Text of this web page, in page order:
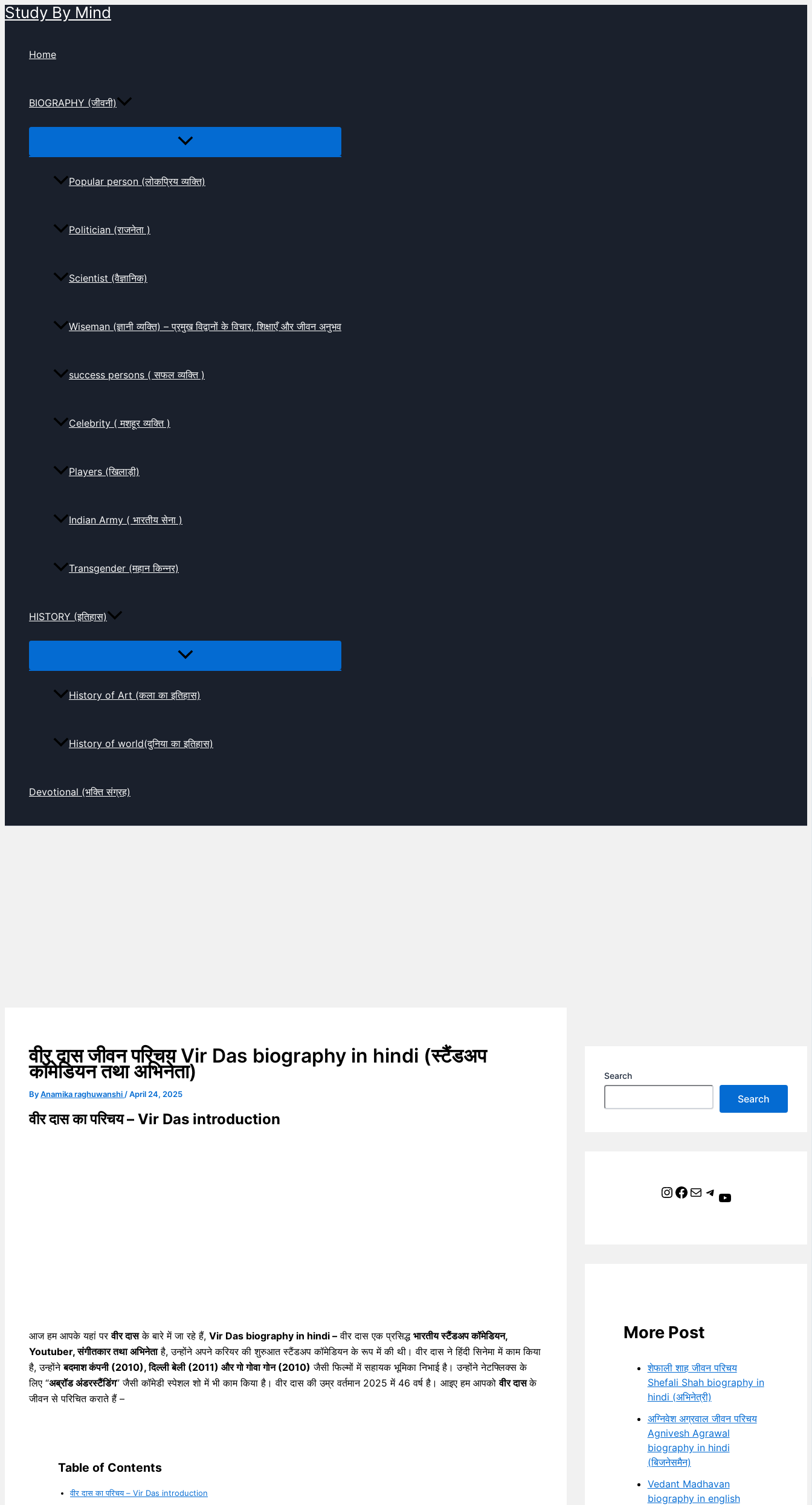
Skip
Study By Mind
Home
BIOGRAPHY (जीवनी)
Popular person (लोकप्रिय व्यक्ति)
Politician (राजनेता )
Scientist (वैज्ञानिक)
Wiseman (ज्ञानी व्यक्ति) – प्रमुख विद्वानों के विचार, शिक्षाएँ और जीवन अनुभव
success persons ( सफल व्यक्ति )
Celebrity ( मशहूर व्यक्ति )
Players (खिलाड़ी)
Indian Army ( भारतीय सेना )
Transgender (महान किन्नर)
HISTORY (इतिहास)
History of Art (कला का इतिहास)
History of world(दुनिया का इतिहास)
Devotional (भक्ति संग्रह)
वीर दास जीवन परिचय Vir Das biography in hindi (स्टैंडअप
कॉमेडियन तथा अभिनेता)
ByAnamika raghuwanshi /April 24, 2025
वीर दास का परिचय – Vir Das introduction
आज हम आपके यहां परवीर दासके बारे में जा रहे हैं, Vir Das biography in hindi – वीर दास एक प्रसिद्ध भारतीय स्टैंडअप कॉमेडियन,
Youtuber, संगीतकार तथा अभिनेताहै, उन्होंने अपने करियर की शुरुआत स्टैंडअप कॉमेडियन के रूप में की थी। वीर दास ने हिंदी सिनेमा में काम किया
है, उन्होंनेबदमाश कंपनी (2010), दिल्ली बेली (2011) और गो गोवा गोन (2010) जैसी फिल्मों में सहायक भूमिका निभाई है। उन्होंने नेटफ्लिक्स के
लिए “अब्रॉड अंडरस्टैंडिंग” जैसी कॉमेडी स्पेशल शो में भी काम किया है। वीर दास की उम्र वर्तमान 2025 में 46 वर्ष है। आइए हम आपकोवीर दासके
जीवन से परिचित कराते हैं –
Table of Contents
वीर दास का परिचय – Vir Das introduction
Search
Search
Instagram Facebook Mail Telegram YouTube
More Post
शेफाली शाह जीवन परिचय
Shefali Shah biography in
hindi (अभिनेत्री)
अग्निवेश अग्रवाल जीवन परिचय
Agnivesh Agrawal
biography in hindi
(बिजनेसमैन)
Vedant Madhavan
biography in english